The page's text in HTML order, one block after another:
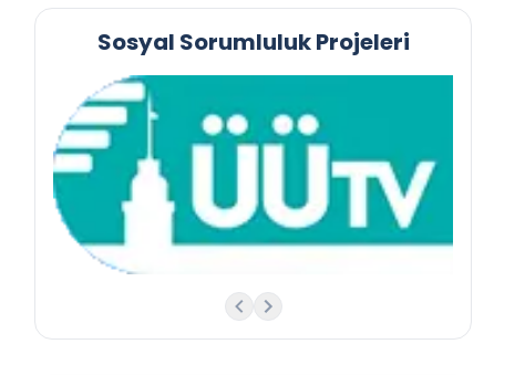
Sosyal Sorumluluk Projeleri